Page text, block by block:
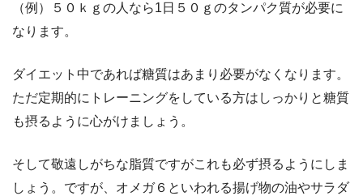
（例）５０ｋｇの人なら1日５０ｇのタンパク質が必要に
なります。
ダイエット中であれば糖質はあまり必要がなくなります。
ただ定期的にトレーニングをしている方はしっかりと糖質
も摂るように心がけましょう。
そして敬遠しがちな脂質ですがこれも必ず摂るようにしま
しょう。ですが、オメガ６といわれる揚げ物の油やサラダ